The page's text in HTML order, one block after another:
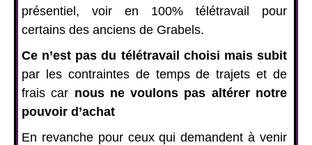
présentiel, voir en 100% télétravail pour
certains des anciens de Grabels.
Ce n’est pas du télétravail choisi mais subit
par les contraintes de temps de trajets et de
frais car nous ne voulons pas altérer notre
pouvoir d’achat
En revanche pour ceux qui demandent à venir